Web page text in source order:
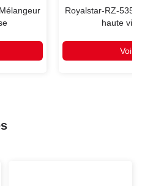
Royalstar-RZ-
haute
Voir